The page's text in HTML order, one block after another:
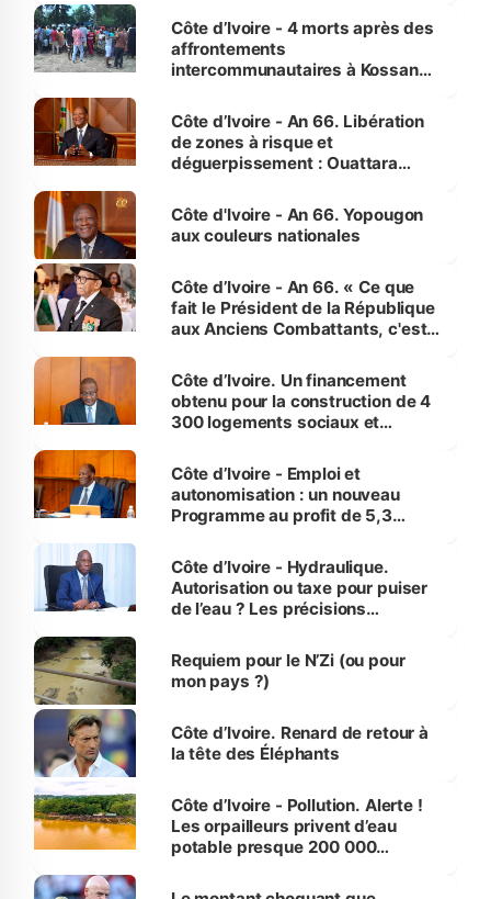
générations futures »
Côte d’Ivoire - 4 morts après des
affrontements
intercommunautaires à Kossandji
milieu des sinistrés
Côte d’Ivoire - An 66. Libération
de zones à risque et
déguerpissement : Ouattara
l'Etat de droit pour préserver les
vies humaines »
Côte d'Ivoire - An 66. Yopougon
aux couleurs nationales
Côte d’Ivoire - An 66. « Ce que
fait le Président de la République
aux Anciens Combattants, c'est
Côte d’Ivoire. Un financement
obtenu pour la construction de 4
300 logements sociaux et
et Yamoussoukro
Côte d’Ivoire - Emploi et
autonomisation : un nouveau
Programme au profit de 5,3
Côte d’Ivoire - Hydraulique.
Autorisation ou taxe pour puiser
de l’eau ? Les précisions
Requiem pour le N’Zi (ou pour
mon pays ?)
Côte d’Ivoire. Renard de retour à
la tête des Éléphants
Côte d’Ivoire - Pollution. Alerte !
Les orpailleurs privent d’eau
potable presque 200 000